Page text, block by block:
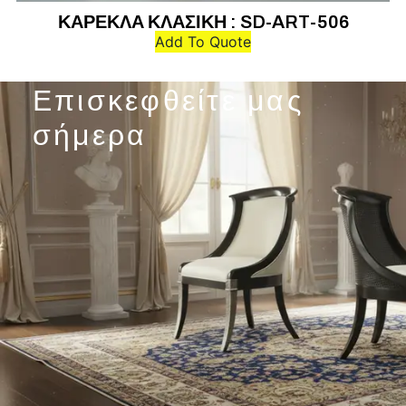
ΚΑΡΕΚΛΑ ΚΛΑΣΙΚΗ : SD-ART-506
Add To Quote
Επισκεφθείτε μας
σήμερα